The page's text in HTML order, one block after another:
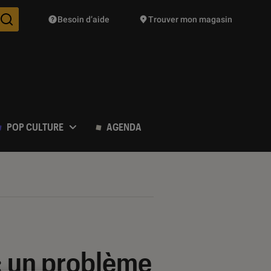
Des suggestions de produits vont vous être proposées
Besoin d’aide Trouver mon magasin
POP CULTURE AGENDA
un problème